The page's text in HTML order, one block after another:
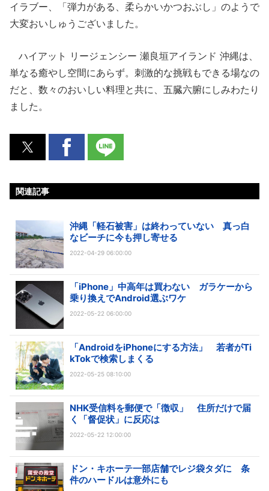
イラブー、「弾力がある、柔らかいかつおぶし」のようで
大変おいしゅうございました。
ハイアット リージェンシー 瀬良垣アイランド 沖縄は、
単なる癒やし空間にあらず。刺激的な挑戦もできる場なの
だと、数々のおいしい料理と共に、五臓六腑にしみわたり
ました。
関連記事
沖縄「軽石被害」は終わっていない 真っ白
なビーチに今も押し寄せる
2022-04-29 06:00:00
「iPhone」中高年は買わない ガラケーから
乗り換えでAndroid選ぶワケ
2022-05-22 06:00:00
「AndroidをiPhoneにする方法」 若者がTi
kTokで検索しまくる
2022-05-25 08:10:00
NHK受信料を郵便で「徴収」 住所だけで届
く「督促状」に反応は
2022-05-22 12:00:00
ドン・キホーテ一部店舗でレジ袋タダに 条
件のハードルは意外にも